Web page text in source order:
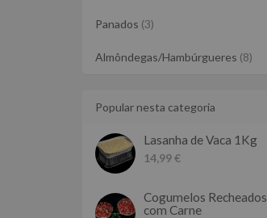
Panados (3)
Almôndegas/Hambúrgueres (8)
Popular nesta categoria
Lasanha de Vaca 1Kg
14,99 €
Cogumelos Recheados
com Carne